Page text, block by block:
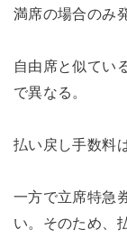
満席の場合のみ
自由席と似てい
で異なる。
払い戻し手数料
一方で立席特急
い。そのため、